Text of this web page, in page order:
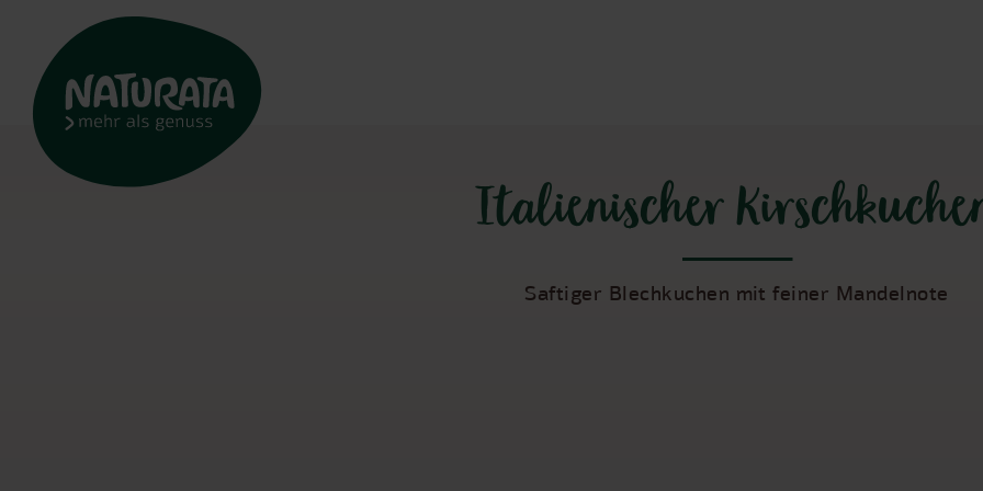
Italienischer
Saftiger Blechkuchen mit feiner Mandelnote